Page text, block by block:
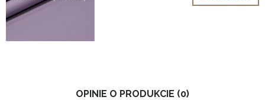
OPINIE O PRODUKCIE (0)